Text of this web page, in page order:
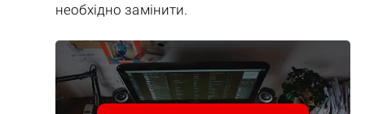
необхідно замінити.